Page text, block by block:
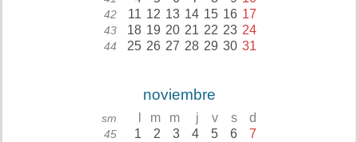
42 11 12 13 14 15 16 17
43 18 19 20 21 22 23 24
44 25 26 27 28 29 30 31
noviembre
sm m m j v s d
45 1 2 3 4 5 6 7